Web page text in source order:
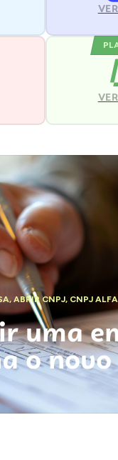
,ABRIR CNPJ, CNPJ
uma
o